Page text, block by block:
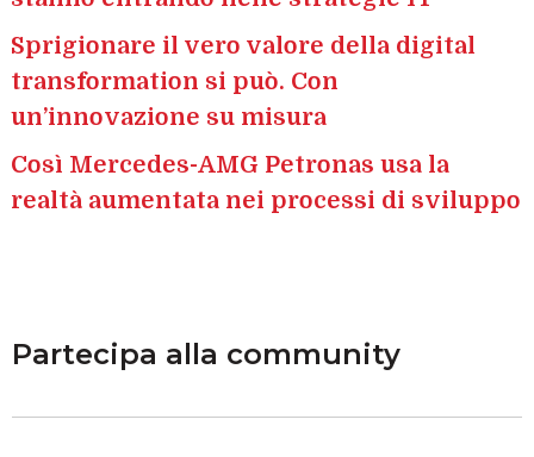
Sprigionare il vero valore della digital
transformation si può. Con
un’innovazione su misura
Così Mercedes-AMG Petronas usa la
realtà aumentata nei processi di sviluppo
Partecipa alla community